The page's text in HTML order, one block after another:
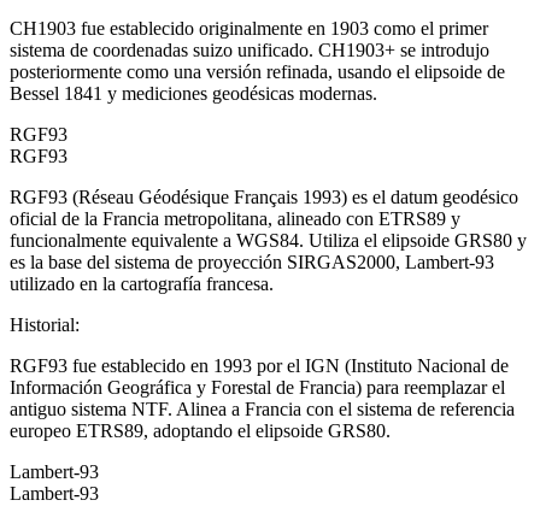
CH1903 fue establecido originalmente en 1903 como el primer
sistema de coordenadas suizo unificado. CH1903+ se introdujo
posteriormente como una versión refinada, usando el elipsoide de
Bessel 1841 y mediciones geodésicas modernas.
RGF93
RGF93
RGF93 (Réseau Géodésique Français 1993) es el datum geodésico
oficial de la Francia metropolitana, alineado con ETRS89 y
funcionalmente equivalente a WGS84. Utiliza el elipsoide GRS80 y
es la base del sistema de proyección SIRGAS2000, Lambert-93
utilizado en la cartografía francesa.
Historial:
RGF93 fue establecido en 1993 por el IGN (Instituto Nacional de
Información Geográfica y Forestal de Francia) para reemplazar el
antiguo sistema NTF. Alinea a Francia con el sistema de referencia
europeo ETRS89, adoptando el elipsoide GRS80.
Lambert-93
Lambert-93